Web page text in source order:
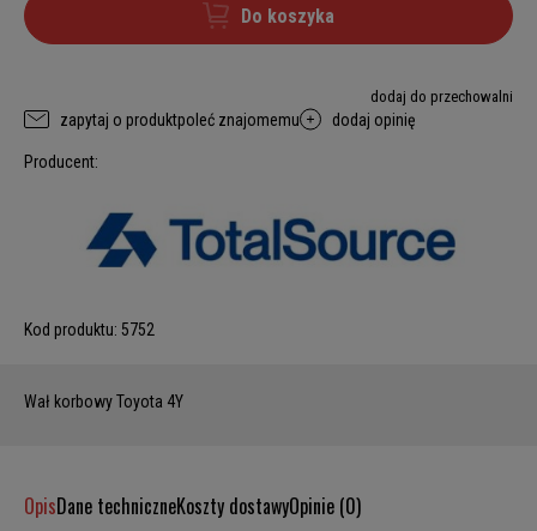
Do koszyka
dodaj do przechowalni
zapytaj o produktpoleć znajomemu dodaj opinię
Producent:
Kod produktu: 5752
Wał korbowy Toyota 4Y
OpisDane techniczneKoszty dostawyOpinie (0)